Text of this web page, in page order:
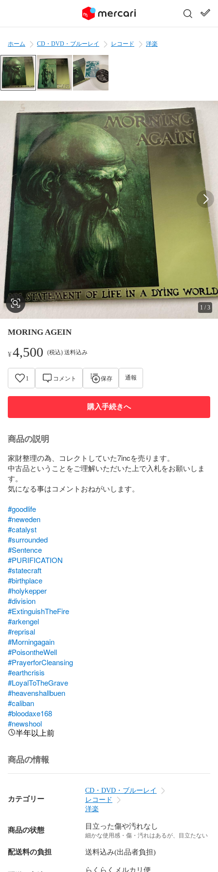
ホーム CD・DVD・ブルーレイ レコード 洋楽
1 /3
MORING AGEIN
¥4,500 (税込) 送料込み
1 コメント 保存 通報
購入手続きへ
商品の説明
家財整理の為、コレクトしていた7incを売ります。
中古品ということをご理解いただいた上で入札をお願いしま
す。
気になる事はコメントおねがいします。
#goodlife
#neweden
#catalyst
#surrounded
#Sentence
#PURIFICATION
#statecraft
#birthplace
#holykepper
#division
#ExtinguishTheFire
#arkengel
#reprisal
#Morningagain
#PoisontheWell
#PrayerforCleansing
#earthcrisis
#LoyalToTheGrave
#heavenshallbuen
#caliban
#bloodaxe168
#newshool
半年以上前
商品の情報
カテゴリー
CD・DVD・ブルーレイ
レコード
洋楽
商品の状態 目立った傷や汚れなし
細かな使用感・傷・汚れはあるが、目立たない
配送料の負担 送料込み(出品者負担)
らくらくメルカリ便